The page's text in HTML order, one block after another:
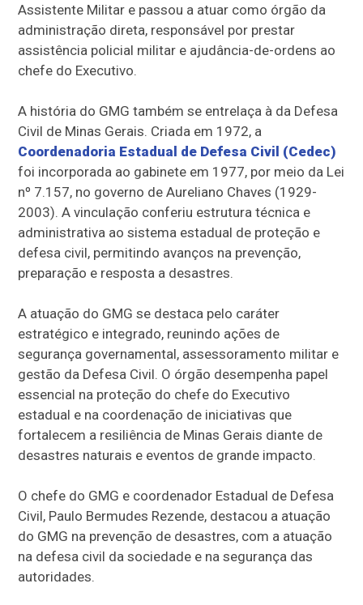
Assistente Militar e passou a atuar como órgão da
administração direta, responsável por prestar
assistência policial militar e ajudância-de-ordens ao
chefe do Executivo.
A história do GMG também se entrelaça à da Defesa
Civil de Minas Gerais. Criada em 1972, a
Coordenadoria Estadual de Defesa Civil (Cedec)
foi incorporada ao gabinete em 1977, por meio da Lei
nº 7.157, no governo de Aureliano Chaves (1929-
2003). A vinculação conferiu estrutura técnica e
administrativa ao sistema estadual de proteção e
defesa civil, permitindo avanços na prevenção,
preparação e resposta a desastres.
A atuação do GMG se destaca pelo caráter
estratégico e integrado, reunindo ações de
segurança governamental, assessoramento militar e
gestão da Defesa Civil. O órgão desempenha papel
essencial na proteção do chefe do Executivo
estadual e na coordenação de iniciativas que
fortalecem a resiliência de Minas Gerais diante de
desastres naturais e eventos de grande impacto.
O chefe do GMG e coordenador Estadual de Defesa
Civil, Paulo Bermudes Rezende, destacou a atuação
do GMG na prevenção de desastres, com a atuação
na defesa civil da sociedade e na segurança das
autoridades.